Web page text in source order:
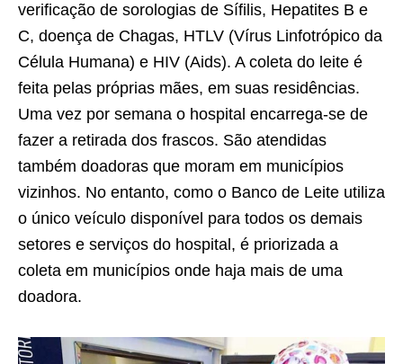
verificação de sorologias de Sífilis, Hepatites B e
C, doença de Chagas, HTLV (Vírus Linfotrópico da
Célula Humana) e HIV (Aids). A coleta do leite é
feita pelas próprias mães, em suas residências.
Uma vez por semana o hospital encarrega-se de
fazer a retirada dos frascos. São atendidas
também doadoras que moram em municípios
vizinhos. No entanto, como o Banco de Leite utiliza
o único veículo disponível para todos os demais
setores e serviços do hospital, é priorizada a
coleta em municípios onde haja mais de uma
doadora.